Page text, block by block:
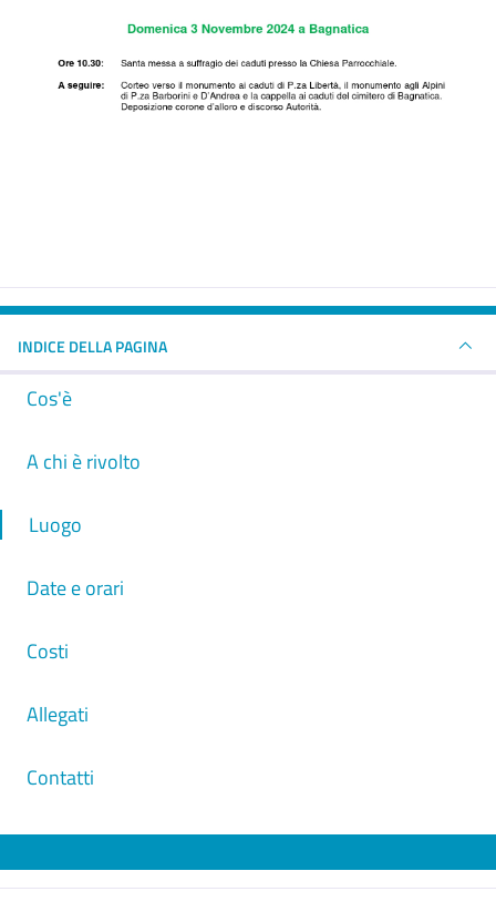
INDICE DELLA PAGINA
Cos'è
A chi è rivolto
Luogo
Date e orari
Costi
Allegati
Contatti